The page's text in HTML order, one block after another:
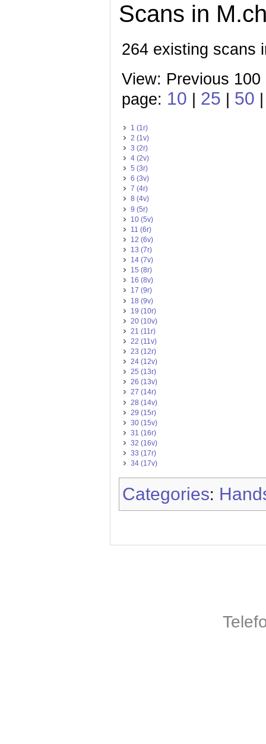
Scans in
264 existing scans
View: Previous
page: 10 25 50
1 (1r)
2 (1v)
3 (2r)
4 (2v)
5 (3r)
6 (3v)
7 (4r)
8 (4v)
9 (5r)
10 (5v)
11 (6r)
12 (6v)
13 (7r)
14 (7v)
15 (8r)
16 (8v)
17 (9r)
18 (9v)
19 (10r)
20 (10v)
21 (11r)
22 (11v)
23 (12r)
24 (12v)
25 (13r)
26 (13v)
27 (14r)
28 (14v)
29 (15r)
30 (15v)
31 (16r)
32 (16v)
33 (17r)
34 (17v)
Categories: